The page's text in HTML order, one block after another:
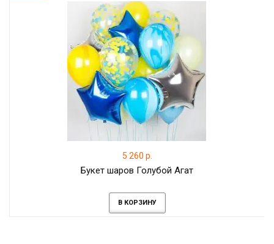
5 260 р.
Букет шаров Голубой Агат
В КОРЗИНУ